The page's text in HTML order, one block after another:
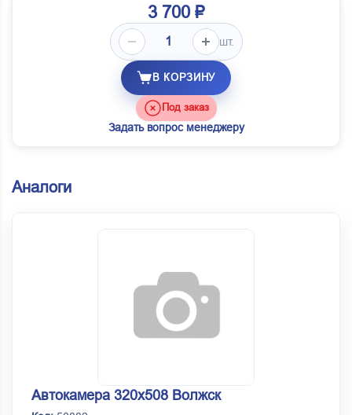
3 700 ₽
шт.
В КОРЗИНУ
Под заказ
Задать вопрос менеджеру
Аналоги
Автокамера 320х508 Волжск